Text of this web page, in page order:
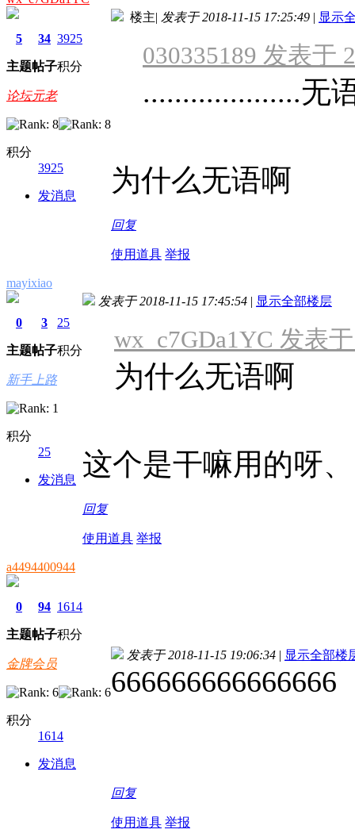
5
主题
34
帖子
3925
积分
论坛元老
积分
3925
发消息
楼主| 发表于 2018-11-15 17:25:49 | 显示
030335189 发表于
....................无
为什么无语啊
回复
使用道具 举报
mayixiao
0
主题
3
帖子
25
积分
新手上路
积分
25
发消息
发表于 2018-11-15 17:45:54 | 显示全部楼层
wx_c7GDa1YC 发表
为什么无语啊
这个是干嘛用的呀、
回复
使用道具 举报
a4494400944
0
主题
94
帖子
1614
积分
金牌会员
积分
1614
发消息
发表于 2018-11-15 19:06:34 | 显示全部楼
666666666666666
回复
使用道具 举报